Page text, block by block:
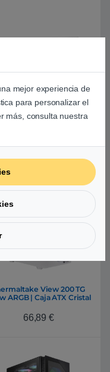
TH240 V2 ARGB
89,67€
View 200 TG
ARGB | Caja ATX Cristal
66,89 €
mejor experiencia de
para personalizar el
más, consulta nuestra